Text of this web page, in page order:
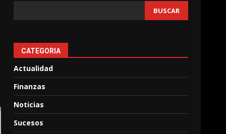
BUSCAR
CATEGORIA
Actualidad
Finanzas
Noticias
Sucesos